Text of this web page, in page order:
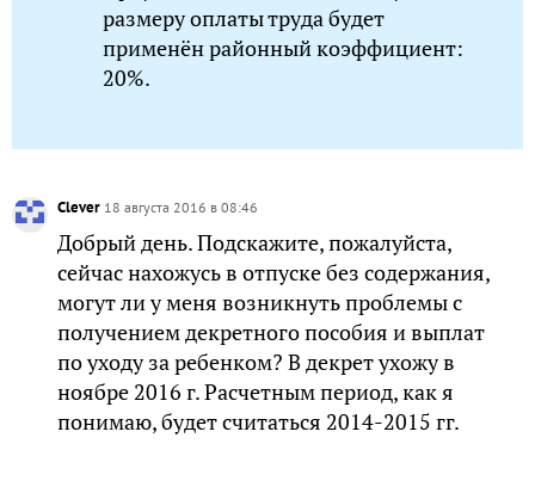
размеру оплаты труда будет
применён районный коэффициент:
20%.
Clever 18 августа 2016 в 08:46
Добрый день. Подскажите, пожалуйста,
сейчас нахожусь в отпуске без содержания,
могут ли у меня возникнуть проблемы с
получением декретного пособия и выплат
по уходу за ребенком? В декрет ухожу в
ноябре 2016 г. Расчетным период, как я
понимаю, будет считаться 2014-2015 гг.